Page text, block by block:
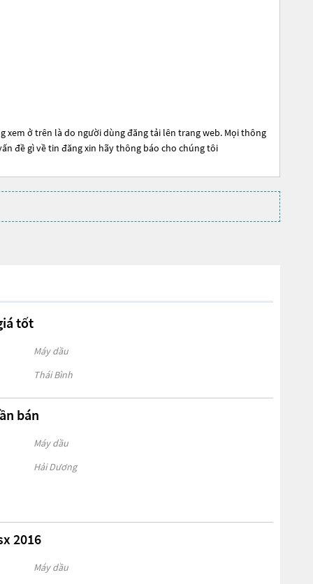
xem ở trên là do người dùng đăng tải lên trang web. Mọi thông
đề gì về tin đăng xin hãy thông báo cho chúng tôi
tốt
Máy dầu
Thái Bình
bán
Máy dầu
Hải Dương
2016
Máy dầu